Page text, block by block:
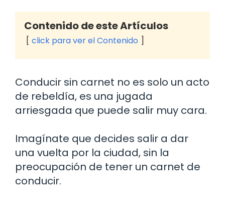
Contenido de este Artículos
click para ver el Contenido
Conducir sin carnet no es solo un acto
de rebeldía, es una jugada
arriesgada que puede salir muy cara.
Imagínate que decides salir a dar
una vuelta por la ciudad, sin la
preocupación de tener un carnet de
conducir.